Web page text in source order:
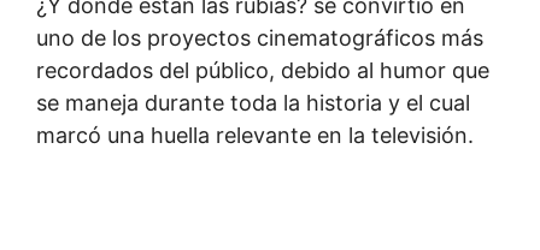
¿Y dónde están las rubias? se convirtió en
uno de los proyectos cinematográficos más
recordados del público, debido al humor que
se maneja durante toda la historia y el cual
marcó una huella relevante en la televisión.